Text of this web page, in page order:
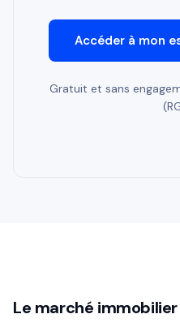
Accéder à mon
Gratuit et sans
Le marché